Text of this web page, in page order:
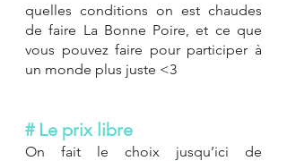
quelles conditions on est chaudes
de faire La Bonne Poire, et ce que
vous pouvez faire pour participer à
un monde plus juste <3
# Le prix libre
On fait le choix jusqu’ici de